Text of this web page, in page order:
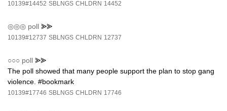
10139#14452 SBLNGS CHLDRN 14452
◎◎◎ poll ⪢⪢
10139#12737 SBLNGS CHLDRN 12737
○○○ poll ⪢⪢
The poll showed that many people support the plan to stop gang
violence. #bookmark
10139#17746 SBLNGS CHLDRN 17746